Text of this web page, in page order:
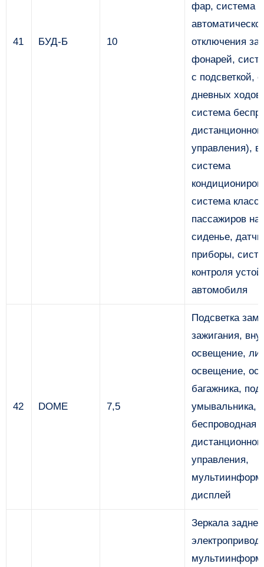
41 БУД-Б 10
фар, система
отключения
фонарей,
с подсветкой,
дневных
система
управления),
система
система
пассажиров на
сиденье,
приборы,
контроля
автомобиля
42 DOME 7,5
Подсветка
зажигания,
освещение,
освещение,
багажника,
умывальника,
беспроводная
управления,
дисплей
Зеркала